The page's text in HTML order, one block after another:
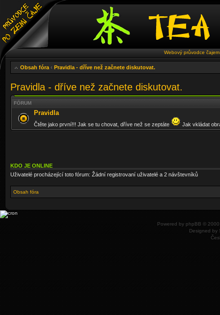
Webový průvodce
Obsah fóra ‹ Pravidla - dříve než začnete diskutovat.
Pravidla - dříve než začnete diskutovat.
FÓRUM
Pravidla
Čtěte jako první!!! Jak se tu chovat, dříve než se zeptáte Jak vkládat
KDO JE ONLINE
Uživatelé procházející toto fórum: Žádní registrovaní uživatelé a 2 návštevníků
Obsah fóra
Powered by phpBB ©
Designed by